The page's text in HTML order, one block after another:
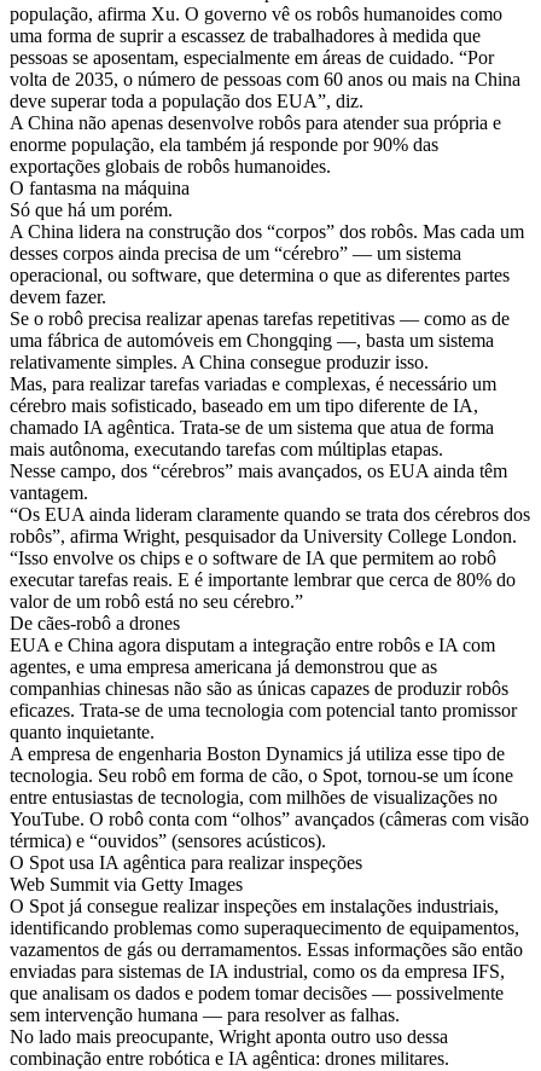
população, afirma Xu. O governo vê os robôs humanoides como
uma forma de suprir a escassez de trabalhadores à medida que
pessoas se aposentam, especialmente em áreas de cuidado. “Por
volta de 2035, o número de pessoas com 60 anos ou mais na China
deve superar toda a população dos EUA”, diz.
A China não apenas desenvolve robôs para atender sua própria e
enorme população, ela também já responde por 90% das
exportações globais de robôs humanoides.
O fantasma na máquina
Só que há um porém.
A China lidera na construção dos “corpos” dos robôs. Mas cada um
desses corpos ainda precisa de um “cérebro” — um sistema
operacional, ou software, que determina o que as diferentes partes
devem fazer.
Se o robô precisa realizar apenas tarefas repetitivas — como as de
uma fábrica de automóveis em Chongqing —, basta um sistema
relativamente simples. A China consegue produzir isso.
Mas, para realizar tarefas variadas e complexas, é necessário um
cérebro mais sofisticado, baseado em um tipo diferente de IA,
chamado IA agêntica. Trata-se de um sistema que atua de forma
mais autônoma, executando tarefas com múltiplas etapas.
Nesse campo, dos “cérebros” mais avançados, os EUA ainda têm
vantagem.
“Os EUA ainda lideram claramente quando se trata dos cérebros dos
robôs”, afirma Wright, pesquisador da University College London.
“Isso envolve os chips e o software de IA que permitem ao robô
executar tarefas reais. E é importante lembrar que cerca de 80% do
valor de um robô está no seu cérebro.”
De cães-robô a drones
EUA e China agora disputam a integração entre robôs e IA com
agentes, e uma empresa americana já demonstrou que as
companhias chinesas não são as únicas capazes de produzir robôs
eficazes. Trata-se de uma tecnologia com potencial tanto promissor
quanto inquietante.
A empresa de engenharia Boston Dynamics já utiliza esse tipo de
tecnologia. Seu robô em forma de cão, o Spot, tornou-se um ícone
entre entusiastas de tecnologia, com milhões de visualizações no
YouTube. O robô conta com “olhos” avançados (câmeras com visão
térmica) e “ouvidos” (sensores acústicos).
O Spot usa IA agêntica para realizar inspeções
Web Summit via Getty Images
O Spot já consegue realizar inspeções em instalações industriais,
identificando problemas como superaquecimento de equipamentos,
vazamentos de gás ou derramamentos. Essas informações são então
enviadas para sistemas de IA industrial, como os da empresa IFS,
que analisam os dados e podem tomar decisões — possivelmente
sem intervenção humana — para resolver as falhas.
No lado mais preocupante, Wright aponta outro uso dessa
combinação entre robótica e IA agêntica: drones militares.